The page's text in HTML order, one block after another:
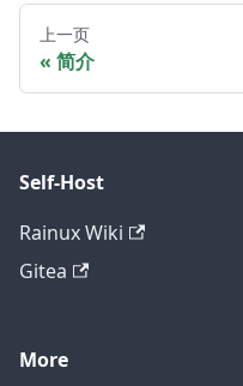
上一页
简介
Self-Host
Rainux Wiki
Gitea
More